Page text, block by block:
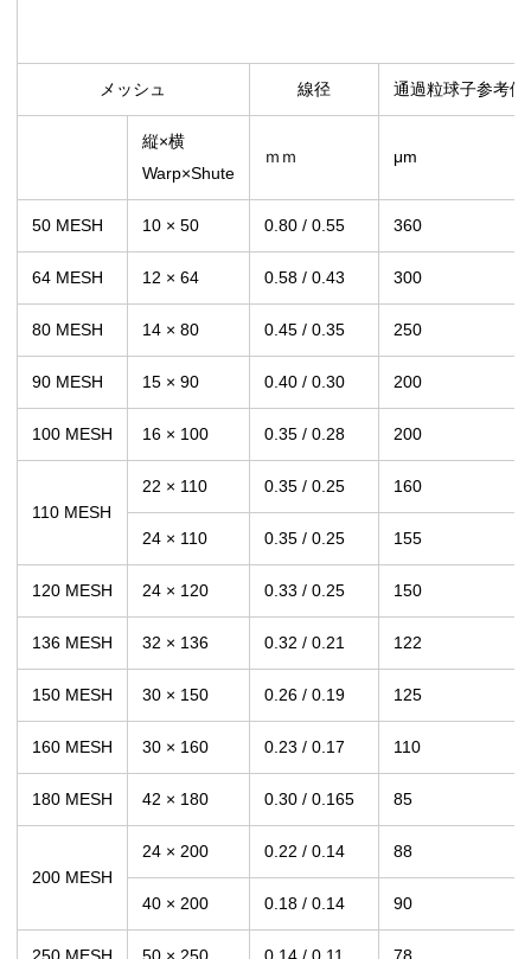
メッシュ 線径 通過粒球子参考値
縦×横
Warp×Shute
ｍｍ μm
50 MESH 10 × 50 0.80 / 0.55 360
64 MESH 12 × 64 0.58 / 0.43 300
80 MESH 14 × 80 0.45 / 0.35 250
90 MESH 15 × 90 0.40 / 0.30 200
100 MESH 16 × 100 0.35 / 0.28 200
110 MESH
22 × 110 0.35 / 0.25 160
24 × 110 0.35 / 0.25 155
120 MESH 24 × 120 0.33 / 0.25 150
136 MESH 32 × 136 0.32 / 0.21 122
150 MESH 30 × 150 0.26 / 0.19 125
160 MESH 30 × 160 0.23 / 0.17 110
180 MESH 42 × 180 0.30 / 0.165 85
200 MESH
24 × 200 0.22 / 0.14 88
40 × 200 0.18 / 0.14 90